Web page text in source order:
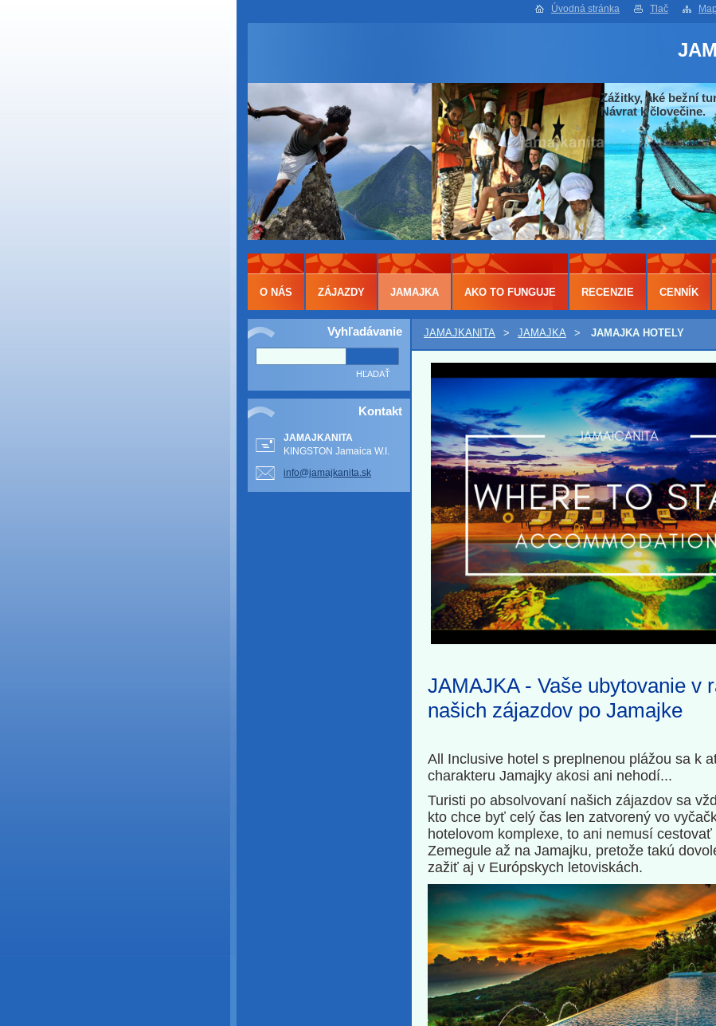
Úvodná stránka Tlač
Zážitky, aké bežní
Návrat k človečine.
Vyhľadávanie
Kontakt
JAMAJKANITA
KINGSTON Jamaica W.I.
info@jamajkanita.sk
JAMAJKANITA > JAMAJKA > JAMAJKA HOTELY
JAMAJKA - Vaše ubytovanie v
našich zájazdov po Jamajke
All Inclusive hotel s preplnenou plážou sa k
charakteru Jamajky akosi ani nehodí...
Turisti po absolvovaní našich zájazdov sa
kto chce byť celý čas len zatvorený vo
hotelovom komplexe, to ani nemusí cestovať
Zemegule až na Jamajku, pretože takú
zažiť aj v Európskych letoviskách.
O NÁS ZÁJAZDY JAMAJKA AKO TO FUNGUJE RECENZIE CENNÍK